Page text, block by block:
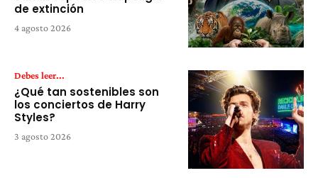
de extinción
4 agosto 2026
Debes leer...
¿Qué tan sostenibles son
los conciertos de Harry
Styles?
3 agosto 2026